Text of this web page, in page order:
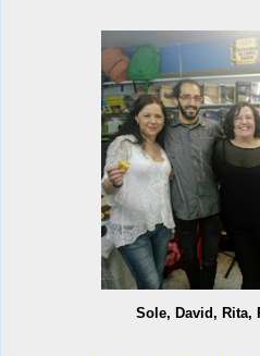
Sole, David, Rita,